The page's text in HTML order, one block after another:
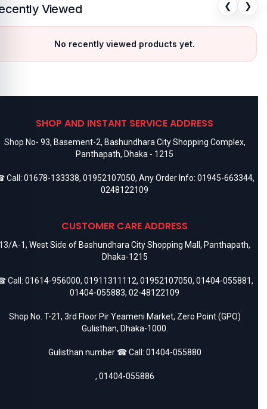
Viewed ❮ ❯
No recently viewed products yet.
SHOP AND INSTANT SERVICE ADDRESS
Shop No- 93, Basement-2, Bashundhara City Shopping Complex,
Panthapath, Dhaka - 1215
Call: 01678-133338, 01952107050, Any Order Info: 01945-663344,
0248122109
CUSTOMER CARE ADDRESS
A-1, West Side of Bashundhara City Shopping Mall, Panthapath,
Dhaka-1215
Call: 01614-956000, 01911311112, 01952107050, 01404-055881,
01404-055883, 02-48122109
Shop No. T-21, 3rd Floor Pir Yeameni Market, Zero Point (GPO)
Gulisthan, Dhaka-1000.
Gulisthan number ☎ Call: 01404-055880
, 01404-055886